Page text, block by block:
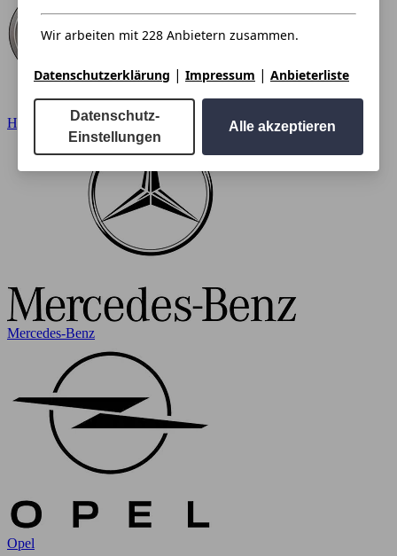
Hyundai
Mercedes-Benz
Opel
Wir arbeiten mit 228 Anbietern zusammen.
Datenschutzerklärung | Impressum | Anbieterliste
Datenschutz-
Einstellungen
Alle akzeptieren